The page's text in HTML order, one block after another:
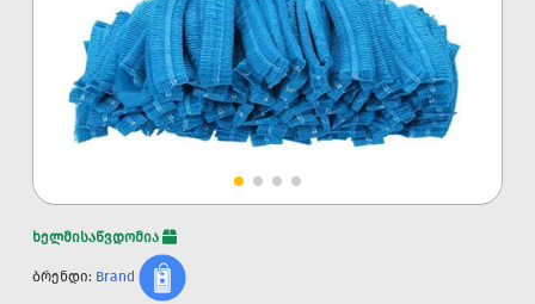
ხელმისაწვდომია
ბრენდი: Brand